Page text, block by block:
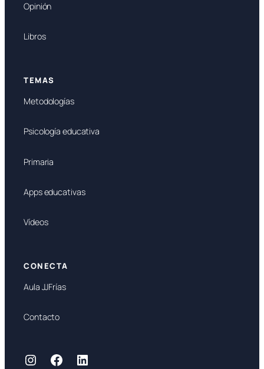
Opinión
Libros
TEMAS
Metodologías
Psicología educativa
Primaria
Apps educativas
Vídeos
CONECTA
Aula JJFrías
Contacto
Instagram
Facebook
LinkedIn